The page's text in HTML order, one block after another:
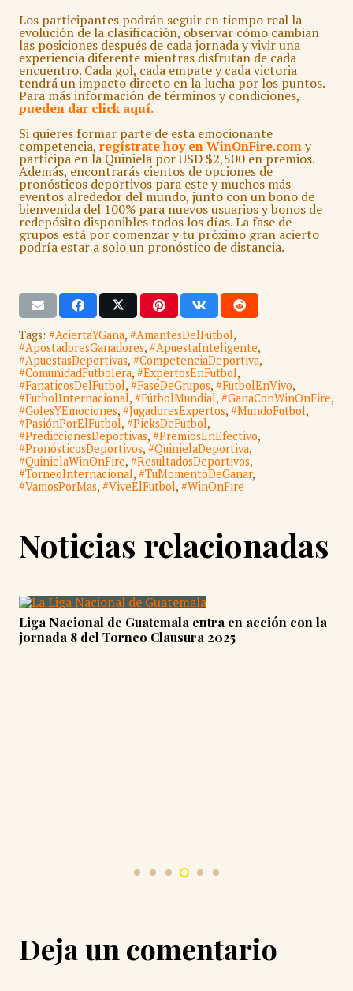
Los participantes podrán seguir en tiempo real la
evolución de la clasificación, observar cómo cambian
las posiciones después de cada jornada y vivir una
experiencia diferente mientras disfrutan de cada
encuentro. Cada gol, cada empate y cada victoria
tendrá un impacto directo en la lucha por los puntos.
Para más información de términos y condiciones,
pueden dar click aquí.
Si quieres formar parte de esta emocionante
competencia, regístrate hoy en WinOnFire.comy
participa en la Quiniela por USD $2,500 en premios.
Además, encontrarás cientos de opciones de
pronósticos deportivos para este y muchos más
eventos alrededor del mundo, junto con un bono de
bienvenida del 100% para nuevos usuarios y bonos de
redepósito disponibles todos los días. La fase de
grupos está por comenzar y tu próximo gran acierto
podría estar a solo un pronóstico de distancia.
Tags: #AciertaYGana, #AmantesDelFútbol,
#ApostadoresGanadores, #ApuestaInteligente,
#ApuestasDeportivas, #CompetenciaDeportiva,
#ComunidadFutbolera, #ExpertosEnFutbol,
#FanaticosDelFutbol, #FaseDeGrupos, #FutbolEnVivo,
#FutbolInternacional, #FútbolMundial, #GanaConWinOnFire,
#GolesYEmociones, #JugadoresExpertos, #MundoFutbol,
#PasiónPorElFutbol, #PicksDeFutbol,
#PrediccionesDeportivas, #PremiosEnEfectivo,
#PronósticosDeportivos, #QuinielaDeportiva,
#QuinielaWinOnFire, #ResultadosDeportivos,
#TorneoInternacional, #TuMomentoDeGanar,
#VamosPorMas, #ViveElFutbol, #WinOnFire
Noticias relacionadas
Liga Nacional de Guatemala entra en acción con la
jornada 8 del Torneo Clausura 2025
Deja un comentario